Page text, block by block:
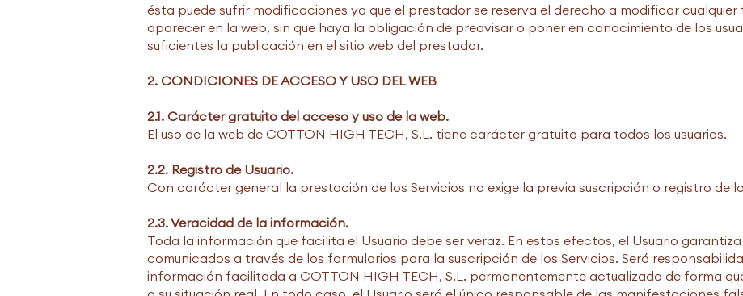
ésta puede sufrir modificaciones ya que el prestador se reserva el derecho a modificar
aparecer en la web, sin que haya la obligación de preavisar o poner en conocimiento de los
suficientes la publicación en el sitio web del prestador.
2. CONDICIONES DE ACCESO Y USO DEL WEB
2.1. Carácter gratuito del acceso y uso de la web.
El uso de la web de COTTON HIGH TECH, S.L. tiene carácter gratuito para todos los usuarios.
2.2. Registro de Usuario.
Con carácter general la prestación de los Servicios no exige la previa suscripción o registro de
2.3. Veracidad de la información.
Toda la información que facilita el Usuario debe ser veraz. En estos efectos, el Usuario
comunicados a través de los formularios para la suscripción de los Servicios. Será
información facilitada a COTTON HIGH TECH, S.L. permanentemente actualizada de forma